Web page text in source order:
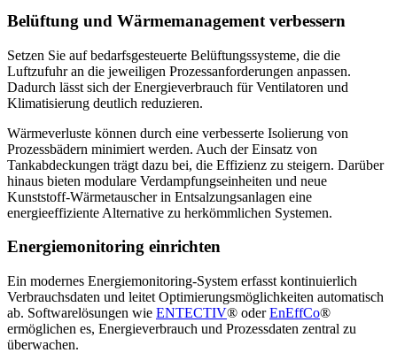
Belüftung und Wärmemanagement verbessern
Setzen Sie auf bedarfsgesteuerte Belüftungssysteme, die die
Luftzufuhr an die jeweiligen Prozessanforderungen anpassen.
Dadurch lässt sich der Energieverbrauch für Ventilatoren und
Klimatisierung deutlich reduzieren.
Wärmeverluste können durch eine verbesserte Isolierung von
Prozessbädern minimiert werden. Auch der Einsatz von
Tankabdeckungen trägt dazu bei, die Effizienz zu steigern. Darüber
hinaus bieten modulare Verdampfungseinheiten und neue
Kunststoff-Wärmetauscher in Entsalzungsanlagen eine
energieeffiziente Alternative zu herkömmlichen Systemen.
Energiemonitoring einrichten
Ein modernes Energiemonitoring-System erfasst kontinuierlich
Verbrauchsdaten und leitet Optimierungsmöglichkeiten automatisch
ab. Softwarelösungen wie ENTECTIV® oderEnEffCo®
ermöglichen es, Energieverbrauch und Prozessdaten zentral zu
überwachen.